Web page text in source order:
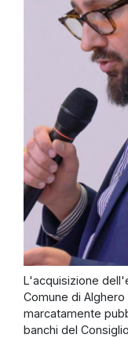
L'acquisizione
Comune di
marcatamente
banchi del